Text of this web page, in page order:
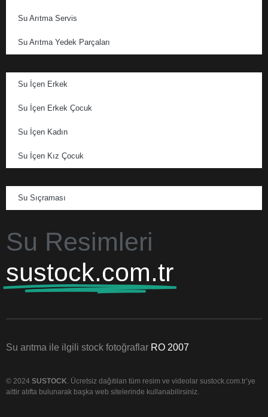
Su Arıtma Servis
Su Arıtma Yedek Parçaları
Su İçen Erkek
Su İçen Erkek Çocuk
Su İçen Kadın
Su İçen Kız Çocuk
Su Sıçraması
Su Resimleri
sustock.com.tr
Su arıtma ile ilgili stock fotoğraflar RO 2007
© 2024 SUSTOCK. Ücretsiz dağıtılan tüm resim ve videolar sustock.com.tr’ye
aittir atıfta bulunarak başka web sitelerinde kullanabilirsiniz.